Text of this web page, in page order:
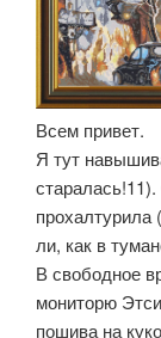
Всем привет.
Я тут
прохалтурила
ли, как в
В свободное
мониторю
пошива на